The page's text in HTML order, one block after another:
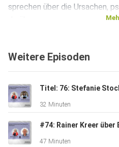
sprechen über die Ursachen,
Themen dieser Episode
Weitere Episoden
32 Minuten
#74: Rainer Kreer über
47 Minuten